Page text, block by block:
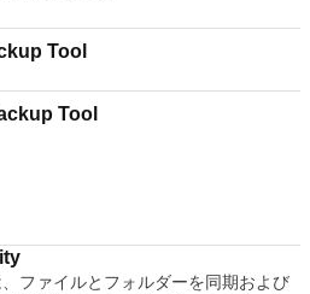
Tool
Tool
ファイルとフォルダーを同期および